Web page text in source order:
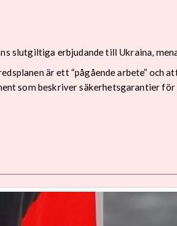
slutgiltiga erbjudande till Ukraina,
är ett “pågående arbete” och
som beskriver säkerhetsgarantier för